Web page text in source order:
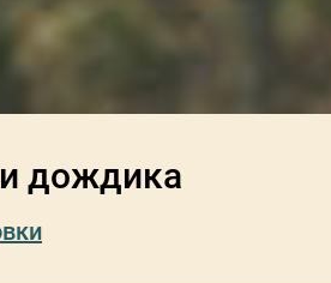
дождика